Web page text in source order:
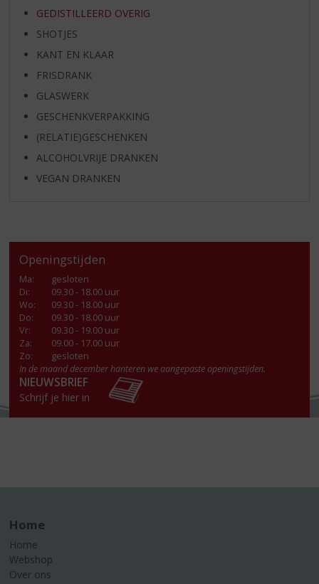
GEDISTILLEERD OVERIG
SHOTJES
KANT EN KLAAR
FRISDRANK
GLASWERK
GESCHENKVERPAKKING
(RELATIE)GESCHENKEN
ALCOHOLVRIJE DRANKEN
VEGAN DRANKEN
Openingstijden
Ma:
gesloten
Di:
09.30 - 18.00 uur
Wo:
09.30 - 18.00 uur
Do:
09.30 - 18.00 uur
Vr:
09.30 - 19.00 uur
Za:
09.00 - 17.00 uur
Zo:
gesloten
In de maand december hanteren we aangepaste openingstijden.
NIEUWSBRIEF
Schrijf je hier in
Home
Home
Webshop
Over ons